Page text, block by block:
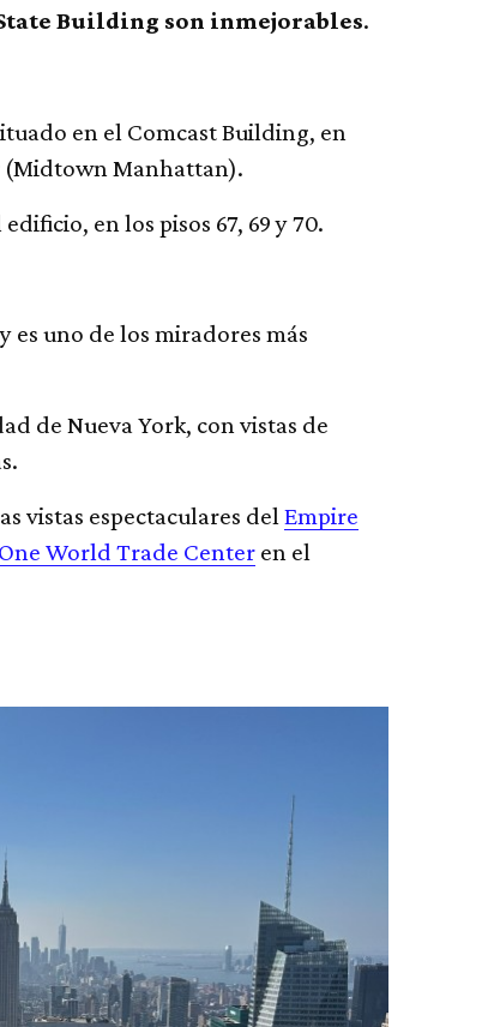
Building son inmejorables.
en el Comcast Building, en
(Midtown Manhattan).
en los pisos 67, 69 y 70.
es uno de los miradores más
de Nueva York, con vistas de
vistas espectaculares delEmpire
One World Trade Center en el